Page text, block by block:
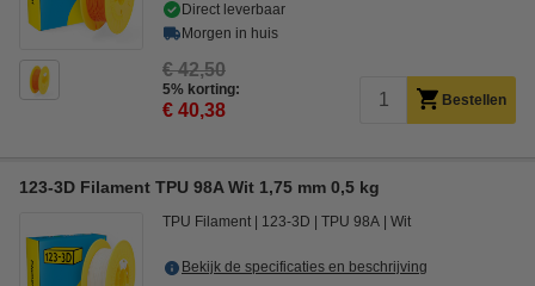
Direct leverbaar
Morgen in huis
€ 42,50
5% korting:
€ 40,38 Bestellen
123-3D Filament TPU 98A Wit 1,75 mm 0,5 kg
TPU Filament 123-3D TPU 98A Wit
Bekijk de specificaties en beschrijving